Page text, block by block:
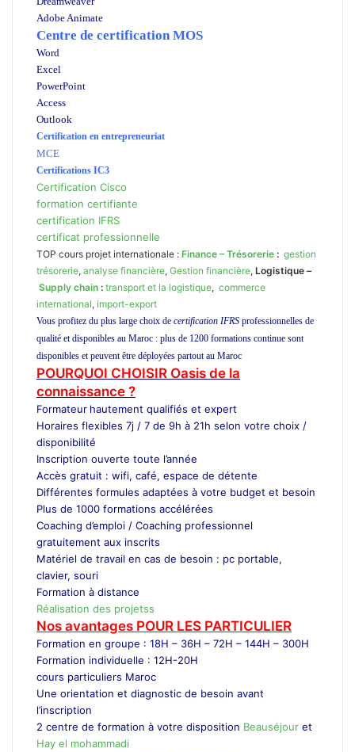
Adobe Animate
Centre de certification MOS
Word
Excel
PowerPoint
Access
Outlook
Certification en entrepreneuriat
MCE
Certifications IC3
Certification Cisco
formation certifiante
certification IFRS
certificat professionnelle
TOP cours projet internationale : Finance – Trésorerie : gestion
trésorerie, analyse financière, Gestion financière, Logistique –
Supply chain : transport et la logistique, commerce
international, import-export
Vous profitez du plus large choix de certification IFRS professionnelles de
qualité et disponibles au Maroc : plus de 1200 formations continue sont
disponibles et peuvent être déployées partout au Maroc
POURQUOI CHOISIR Oasis de la
connaissance ?
Formateur hautement qualifiés et expert
Horaires flexibles 7j / 7 de 9h à 21h selon votre choix /
disponibilité
Inscription ouverte toute l’année
Accès gratuit : wifi, café, espace de détente
Différentes formules adaptées à votre budget et besoin
Plus de 1000 formations accélérées
Coaching d’emploi / Coaching professionnel
gratuitement aux inscrits
Matériel de travail en cas de besoin : pc portable,
clavier, souri
Formation à distance
Réalisation des projetss
Nos avantages POUR LES PARTICULIER
Formation en groupe : 18H – 36H – 72H – 144H – 300H
Formation individuelle : 12H-20H
cours particuliers Maroc
Une orientation et diagnostic de besoin avant
l’inscription
2 centre de formation à votre disposition Beauséjour et
Hay el mohammadi